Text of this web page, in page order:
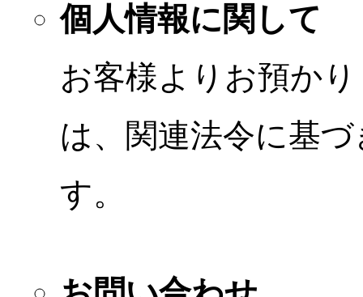
個人情報に関して
お客様よりお預か
は、関連法令に基
す。